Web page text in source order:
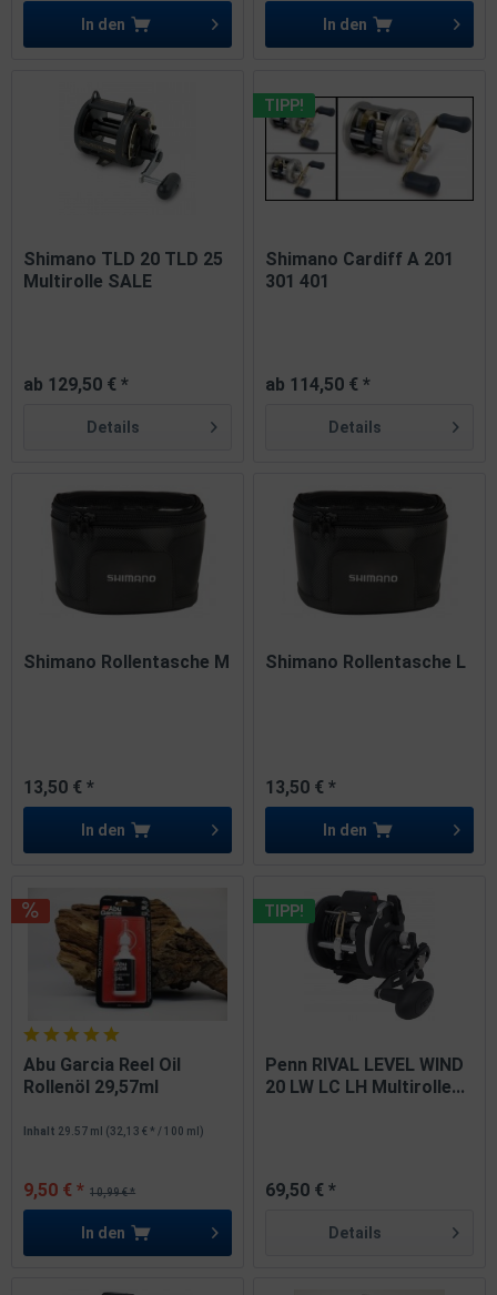
In den In den
Shimano TLD 20 TLD 25
Multirolle SALE
ab 129,50 € *
Details
TIPP!
Shimano Cardiff A 201
301 401
ab 114,50 € *
Details
Shimano Rollentasche M
13,50 € *
In den
Shimano Rollentasche L
13,50 € *
In den
Abu Garcia Reel Oil
Rollenöl 29,57ml
Inhalt 29.57 ml (32,13 € * / 100 ml)
10,99 € *
9,50 € *
In den
TIPP!
Penn RIVAL LEVEL WIND
20 LW LC LH Multirolle...
69,50 € *
Details